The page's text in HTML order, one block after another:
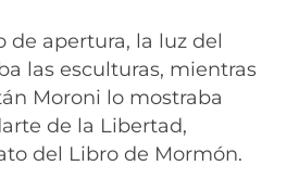
de apertura, la luz del
las esculturas, mientras
Moroni lo mostraba
de la Libertad,
del Libro de Mormón.